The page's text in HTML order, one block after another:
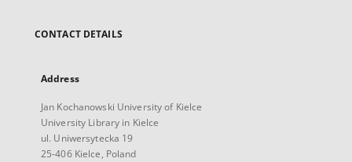
CONTACT DETAILS
Address
Jan Kochanowski University of Kielce
University Library in Kielce
ul. Uniwersytecka 19
25-406 Kielce, Poland